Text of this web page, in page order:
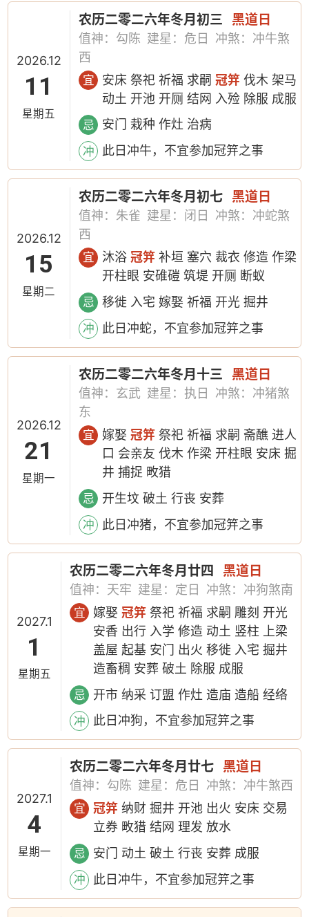
2026.12
11
星期五
农历二零二六年冬月初三 黑道日
值神：勾陈 建星：危日
冲煞：冲牛煞
西
宜 安床 祭祀 祈福 求嗣冠笄 伐木 架马
动土 开池 开厕 结网 入殓 除服 成服
忌 安门 栽种 作灶 治病
冲 此日冲牛，不宜参加冠笄之事
2026.12
15
星期二
农历二零二六年冬月初七 黑道日
值神：朱雀 建星：闭日
冲煞：冲蛇煞
西
宜 沐浴冠笄 补垣 塞穴 裁衣 修造 作梁
开柱眼 安碓磑 筑堤 开厕 断蚁
忌 移徙 入宅 嫁娶 祈福 开光 掘井
冲 此日冲蛇，不宜参加冠笄之事
2026.12
21
星期一
农历二零二六年冬月十三 黑道日
值神：玄武 建星：执日
冲煞：冲猪煞
东
宜 嫁娶冠笄 祭祀 祈福 求嗣 斋醮 进人
口 会亲友 伐木 作梁 开柱眼 安床 掘
井 捕捉 畋猎
忌 开生坟 破土 行丧 安葬
冲 此日冲猪，不宜参加冠笄之事
2027.1
1
星期五
农历二零二六年冬月廿四 黑道日
值神：天牢 建星：定日 冲煞：冲狗煞南
宜 嫁娶冠笄 祭祀 祈福 求嗣 雕刻 开光
安香 出行 入学 修造 动土 竖柱 上梁
盖屋 起基 安门 出火 移徙 入宅 掘井
造畜稠 安葬 破土 除服 成服
忌 开市 纳采 订盟 作灶 造庙 造船 经络
冲 此日冲狗，不宜参加冠笄之事
2027.1
4
星期一
农历二零二六年冬月廿七 黑道日
值神：勾陈 建星：危日 冲煞：冲牛煞西
宜 冠笄 纳财 掘井 开池 出火 安床 交易
立券 畋猎 结网 理发 放水
忌 安门 动土 破土 行丧 安葬 成服
冲 此日冲牛，不宜参加冠笄之事